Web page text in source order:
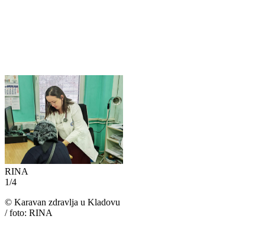
RINA
1/4
© Karavan zdravlja u Kladovu
/ foto: RINA